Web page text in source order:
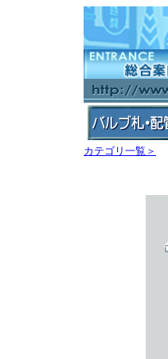
カテゴリ一覧＞